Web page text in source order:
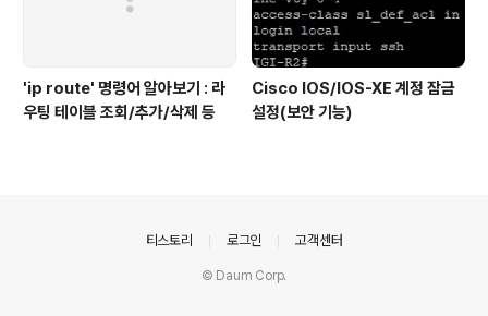
'ip route' 명령어 알아보기 : 라
우팅 테이블 조회/추가/삭제 등
Cisco IOS/IOS-XE 계정 잠금
설정(보안 기능)
티스토리 로그인 고객센터
© Daum Corp.